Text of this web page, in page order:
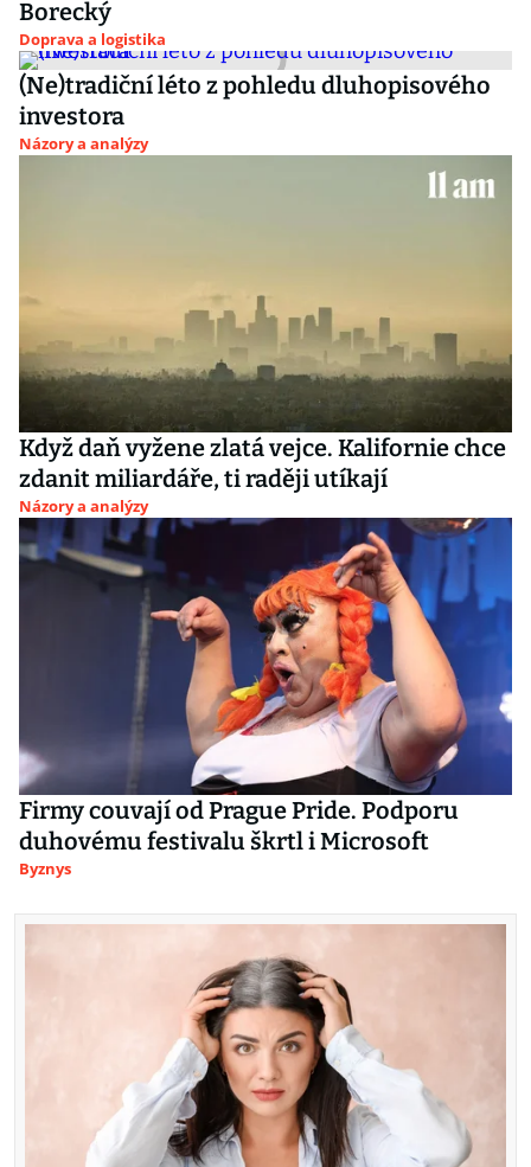
Borecký
Doprava a logistika
(Ne)tradiční léto z pohledu dluhopisového
investora
Názory a analýzy
Když daň vyžene zlatá vejce. Kalifornie chce
zdanit miliardáře, ti raději utíkají
Názory a analýzy
Firmy couvají od Prague Pride. Podporu
duhovému festivalu škrtl i Microsoft
Byznys